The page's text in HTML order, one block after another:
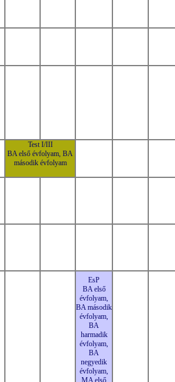
Test I/III
BA első évfolyam, BA
második évfolyam
EsP
BA első
évfolyam,
BA második
évfolyam,
BA
harmadik
évfolyam,
BA
negyedik
évfolyam,
MA első